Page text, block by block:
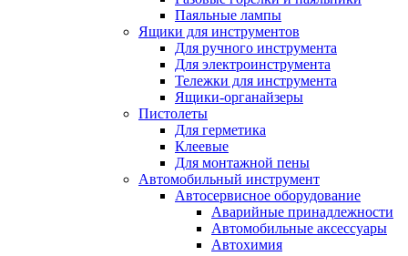
Паяльные лампы
Ящики для инструментов
Для ручного инструмента
Для электроинструмента
Тележки для инструмента
Ящики-органайзеры
Пистолеты
Для герметика
Клеевые
Для монтажной пены
Автомобильный инструмент
Автосервисное оборудование
Аварийные принадлежности
Автомобильные аксессуары
Автохимия